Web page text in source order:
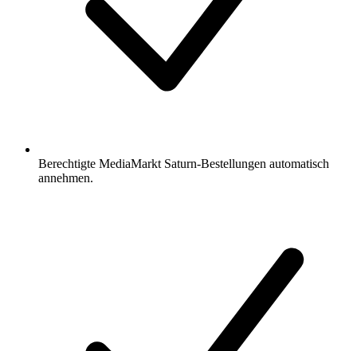
Berechtigte MediaMarkt Saturn-Bestellungen automatisch
annehmen.